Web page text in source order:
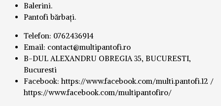
Balerini.
Pantofi bărbați.
Telefon: 0762436914
Email: contact@multipantofi.ro
B-DUL ALEXANDRU OBREGIA 35, BUCURESTI,
Bucuresti
Facebook: https://www.facebook.com/multi.pantofi.12 /
https://www.facebook.com/multipantofiro/